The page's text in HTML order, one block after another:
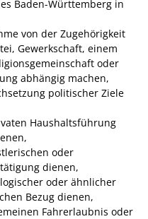
Summendes
gesucht!
Baum- und
Baden-Württemberg in
von der Zugehörigkeit
Gewerkschaft, einem
oder
abhängig machen,
politischer Ziele
Haushaltsführung
oder
dienen,
oder ähnlicher
Bezug dienen,
Fahrerlaubnis oder